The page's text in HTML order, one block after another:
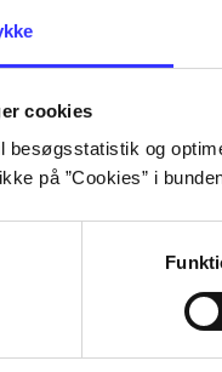
cookies
besøgsstatistik og
på ”Cookies” i